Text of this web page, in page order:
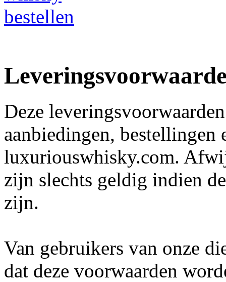
Deze
aanbiedingen, bestellingen
luxuriouswhisky.com.
zijn slechts geldig indien
zijn.
Van gebruikers van onze
dat deze voorwaarden